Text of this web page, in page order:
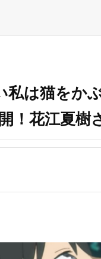
私は猫をか
！花江夏樹